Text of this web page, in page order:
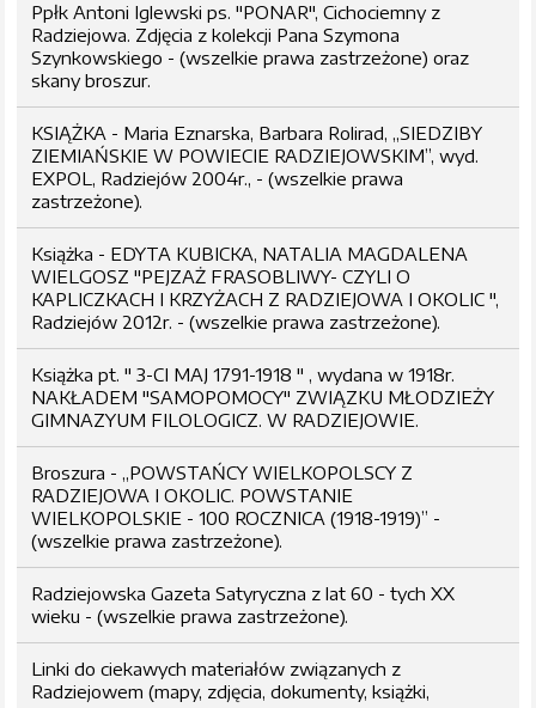
Ppłk Antoni Iglewski ps. "PONAR", Cichociemny z
Radziejowa. Zdjęcia z kolekcji Pana Szymona
Szynkowskiego - (wszelkie prawa zastrzeżone) oraz
skany broszur.
KSIĄŻKA - Maria Eznarska, Barbara Rolirad, „SIEDZIBY
ZIEMIAŃSKIE W POWIECIE RADZIEJOWSKIM”, wyd.
EXPOL, Radziejów 2004r., - (wszelkie prawa
zastrzeżone).
Książka - EDYTA KUBICKA, NATALIA MAGDALENA
WIELGOSZ "PEJZAŻ FRASOBLIWY- CZYLI O
KAPLICZKACH I KRZYŻACH Z RADZIEJOWA I OKOLIC ",
Radziejów 2012r. - (wszelkie prawa zastrzeżone).
Książka pt. " 3-CI MAJ 1791-1918 " , wydana w 1918r.
NAKŁADEM "SAMOPOMOCY" ZWIĄZKU MŁODZIEŻY
GIMNAZYUM FILOLOGICZ. W RADZIEJOWIE.
Broszura - „POWSTAŃCY WIELKOPOLSCY Z
RADZIEJOWA I OKOLIC. POWSTANIE
WIELKOPOLSKIE - 100 ROCZNICA (1918-1919)” -
(wszelkie prawa zastrzeżone).
Radziejowska Gazeta Satyryczna z lat 60 - tych XX
wieku - (wszelkie prawa zastrzeżone).
Linki do ciekawych materiałów związanych z
Radziejowem (mapy, zdjęcia, dokumenty, książki,